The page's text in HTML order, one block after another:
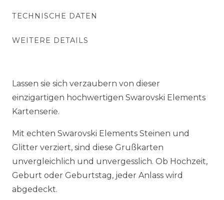
TECHNISCHE DATEN
WEITERE DETAILS
Lassen sie sich verzaubern von dieser
einzigartigen hochwertigen Swarovski Elements
Kartenserie.
Mit echten Swarovski Elements Steinen und
Glitter verziert, sind diese Grußkarten
unvergleichlich und unvergesslich. Ob Hochzeit,
Geburt oder Geburtstag, jeder Anlass wird
abgedeckt.